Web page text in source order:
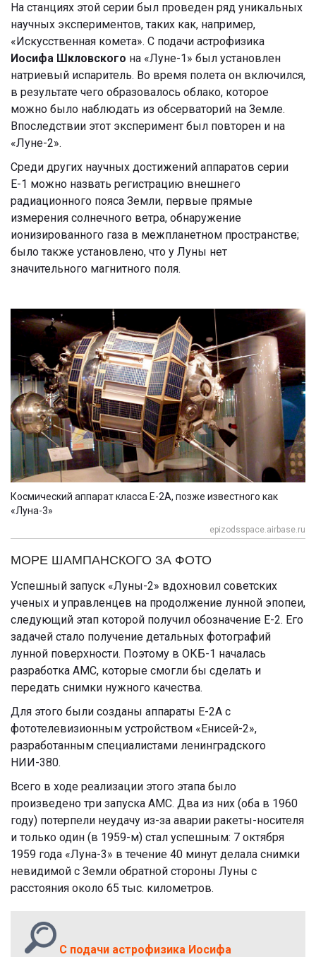
На станциях этой серии был проведен ряд уникальных
научных экспериментов, таких как, например,
«Искусственная комета». С подачи астрофизика
Иосифа Шкловского на «Луне-1» был установлен
натриевый испаритель. Во время полета он включился,
в результате чего образовалось облако, которое
можно было наблюдать из обсерваторий на Земле.
Впоследствии этот эксперимент был повторен и на
«Луне-2».
Среди других научных достижений аппаратов серии
Е-1 можно назвать регистрацию внешнего
радиационного пояса Земли, первые прямые
измерения солнечного ветра, обнаружение
ионизированного газа в межпланетном пространстве;
было также установлено, что у Луны нет
значительного магнитного поля.
Космический аппарат класса Е-2А, позже известного как
«Луна-3»
epizodsspace.airbase.ru
МОРЕ ШАМПАНСКОГО ЗА ФОТО
Успешный запуск «Луны-2» вдохновил советских
ученых и управленцев на продолжение лунной эпопеи,
следующий этап которой получил обозначение Е-2. Его
задачей стало получение детальных фотографий
лунной поверхности. Поэтому в ОКБ-1 началась
разработка АМС, которые смогли бы сделать и
передать снимки нужного качества.
Для этого были созданы аппараты Е-2А с
фототелевизионным устройством «Енисей-2»,
разработанным специалистами ленинградского
НИИ-380.
Всего в ходе реализации этого этапа было
произведено три запуска АМС. Два из них (оба в 1960
году) потерпели неудачу из-за аварии ракеты-носителя
и только один (в 1959-м) стал успешным: 7 октября
1959 года «Луна-3» в течение 40 минут делала снимки
невидимой с Земли обратной стороны Луны с
расстояния около 65 тыс. километров.
С подачи астрофизика Иосифа